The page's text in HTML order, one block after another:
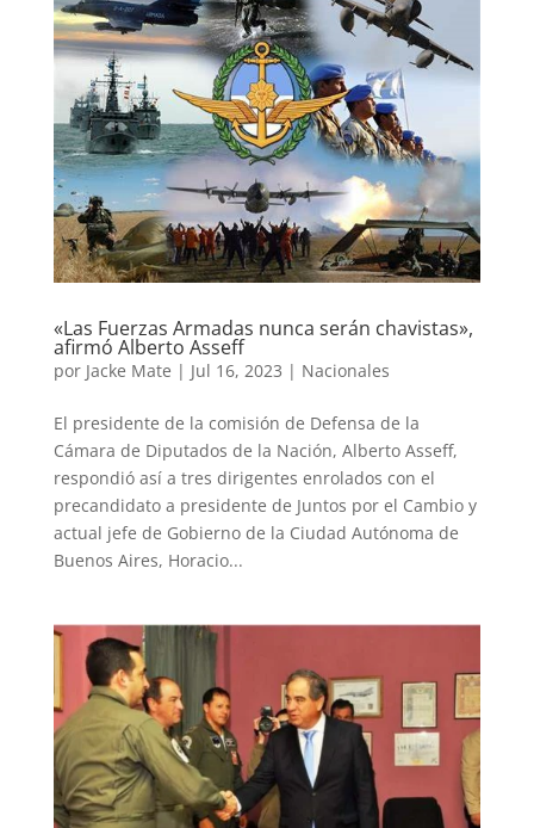
«Las Fuerzas Armadas nunca serán chavistas»,
afirmó Alberto Asseff
por Jacke Mate | Jul 16, 2023 | Nacionales
El presidente de la comisión de Defensa de la
Cámara de Diputados de la Nación, Alberto Asseff,
respondió así a tres dirigentes enrolados con el
precandidato a presidente de Juntos por el Cambio y
actual jefe de Gobierno de la Ciudad Autónoma de
Buenos Aires, Horacio...